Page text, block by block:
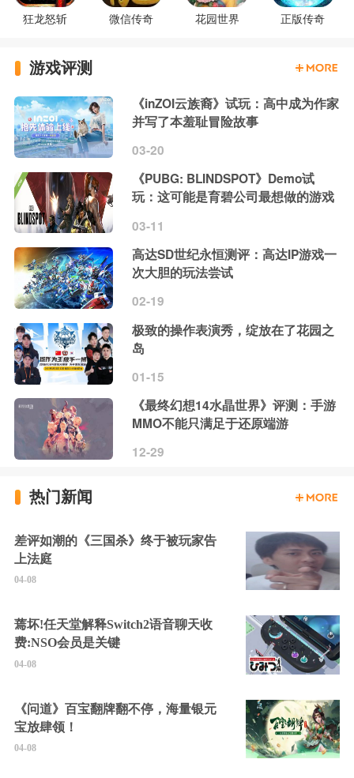
狂龙怒斩 微信传奇 花园世界 正版传奇
游戏评测
《inZOI云族裔》试玩：高中成为作家
并写了本羞耻冒险故事
03-20
《PUBG: BLINDSPOT》Demo试
玩：这可能是育碧公司最想做的游戏
03-11
高达SD世纪永恒测评：高达IP游戏一
次大胆的玩法尝试
02-19
极致的操作表演秀，绽放在了花园之
岛
01-15
《最终幻想14水晶世界》评测：手游
MMO不能只满足于还原端游
12-29
热门新闻
差评如潮的《三国杀》终于被玩家告
上法庭
04-08
蔫坏!任天堂解释Switch2语音聊天收
费:NSO会员是关键
04-08
《问道》百宝翻牌翻不停，海量银元
宝放肆领！
04-08